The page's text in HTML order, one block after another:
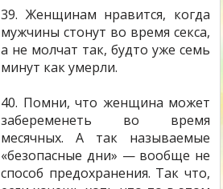
39. Женщинам нравится, когда
мужчины стонут во время секса,
а не молчат так, будто уже семь
минут как умерли.
40. Помни, что женщина может
забеременеть во время
месячных. А так называемые
«безопасные дни» — вообще не
способ предохранения. Так что,